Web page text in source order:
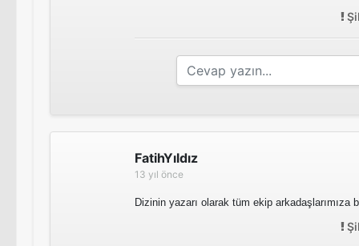
FatihYıldız
13 yıl önce
Dizinin yazarı olarak tüm ekip arkadaşlarımıza